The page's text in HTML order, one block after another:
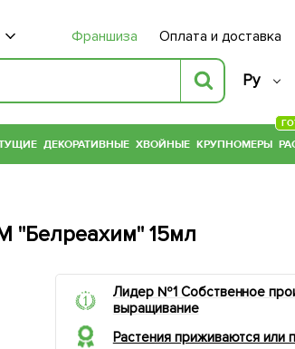
Франшиза Оплата и доставка
Ру
ДЕКОРАТИВНЫЕ ХВОЙНЫЕ КРУПНОМЕРЫ
"Белреахим" 15мл
Лидер №1 Собственное
выращивание
Растения приживаются или